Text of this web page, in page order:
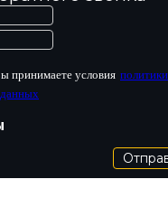
принимаете условия политики